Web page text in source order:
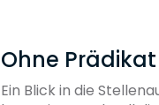
Ohne
Ein Blick in die